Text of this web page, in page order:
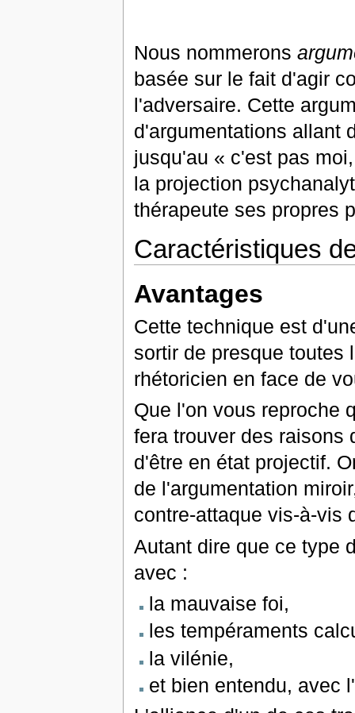
Nous nommerons
basée sur le fait d'agir
l'adversaire. Cette
d'argumentations allant
jusqu'au « c'est pas
la projection
thérapeute ses propres
Caractéristiques
Avantages
Cette technique est
sortir de presque toutes
rhétoricien en face de
Que l'on vous reproche
fera trouver des raisons
d'être en état projectif.
de l'argumentation
contre-attaque vis-à-vis
Autant dire que ce type
avec :
la mauvaise foi,
les tempéraments
la vilénie,
et bien entendu, avec